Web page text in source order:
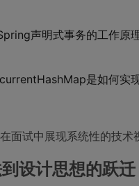
声明式事务的工作原
是如何实
面试中展现系统性的技
设计思想的跃迁